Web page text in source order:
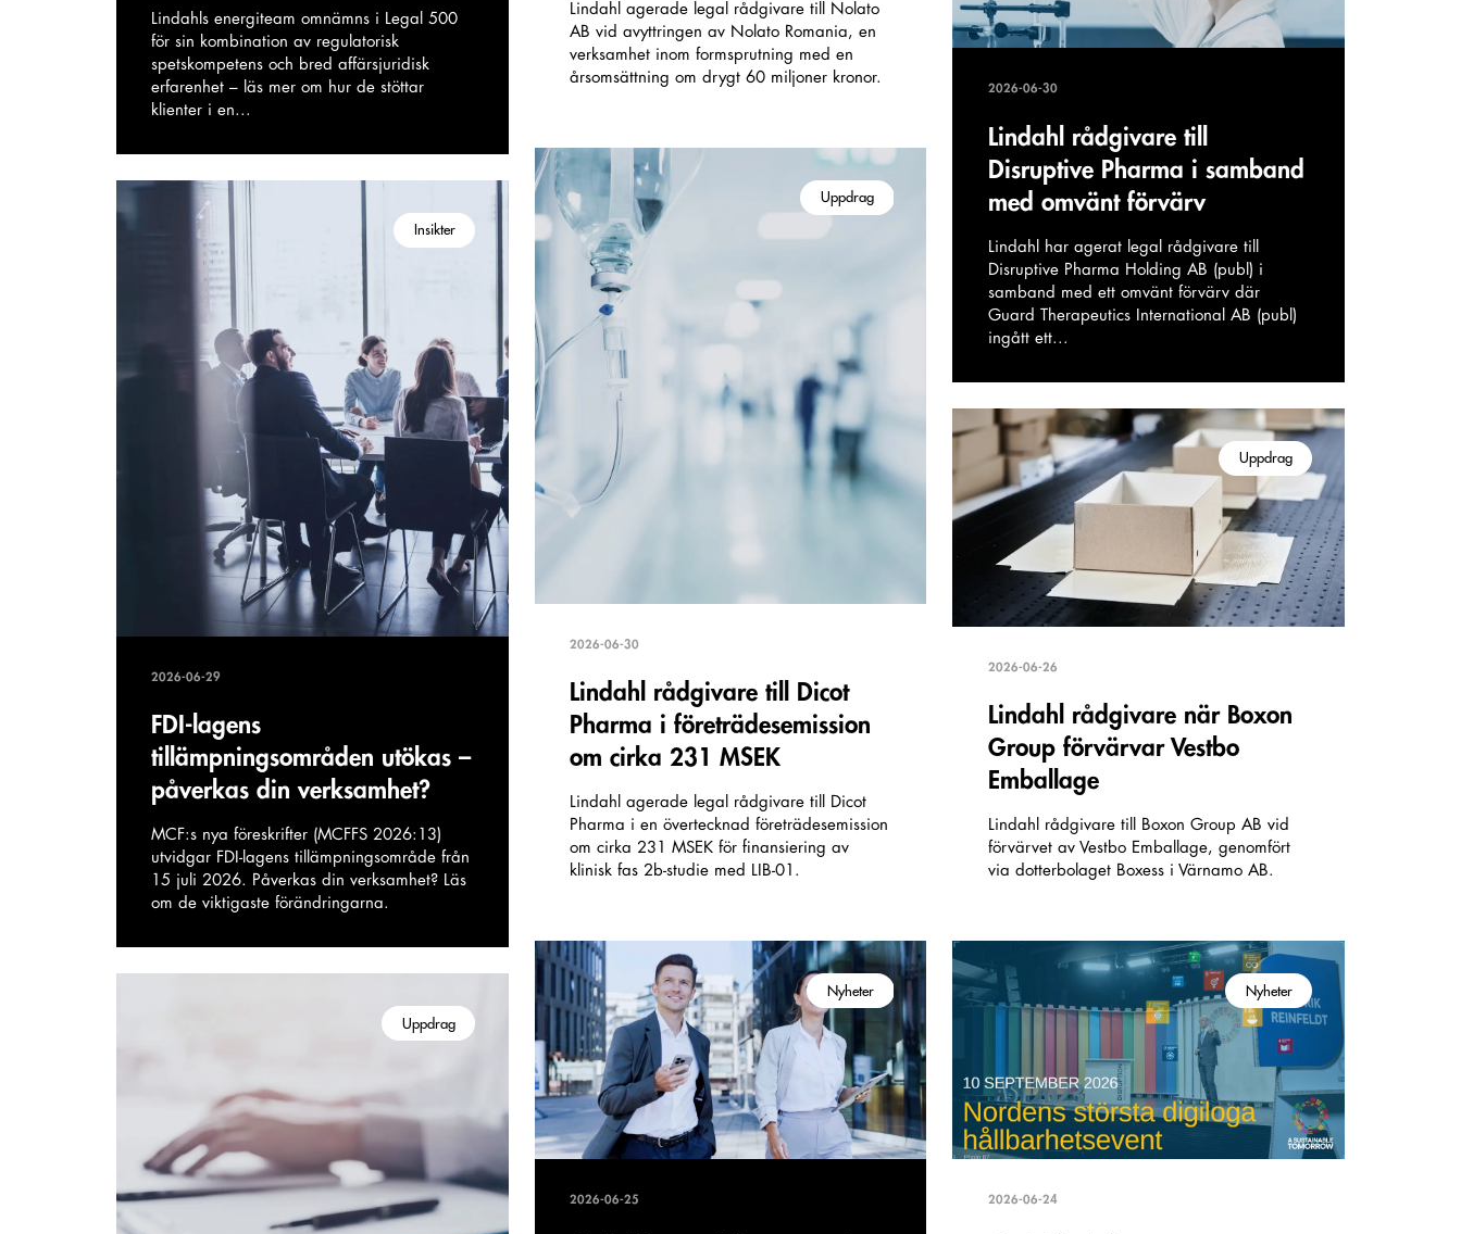
Lindahls energiteam omnämns i Legal 500
för sin kombination av regulatorisk
spetskompetens och bred affärsjuridisk
erfarenhet – läs mer om hur de stöttar
klienter i en...
Lindahl agerade legal rådgivare till Nolato
AB vid avyttringen av Nolato Romania, en
verksamhet inom formsprutning med en
årsomsättning om drygt 60 miljoner kronor.
2026-06-30
Lindahl rådgivare till
Disruptive Pharma i samband
med omvänt förvärv
Lindahl har agerat legal rådgivare till
Disruptive Pharma Holding AB (publ) i
samband med ett omvänt förvärv där
Guard Therapeutics International AB (publ)
ingått ett...
Uppdrag
2026-06-30
Lindahl rådgivare till Dicot
Pharma i företrädesemission
om cirka 231 MSEK
Lindahl agerade legal rådgivare till Dicot
Pharma i en övertecknad företrädesemission
om cirka 231 MSEK för finansiering av
klinisk fas 2b-studie med LIB-01.
Insikter
2026-06-29
FDI-lagens
tillämpningsområden utökas –
påverkas din verksamhet?
MCF:s nya föreskrifter (MCFFS 2026:13)
utvidgar FDI-lagens tillämpningsområde från
15 juli 2026. Påverkas din verksamhet? Läs
om de viktigaste förändringarna.
Uppdrag
2026-06-26
Lindahl rådgivare när Boxon
Group förvärvar Vestbo
Emballage
Lindahl rådgivare till Boxon Group AB vid
förvärvet av Vestbo Emballage, genomfört
via dotterbolaget Boxess i Värnamo AB.
Nyheter
2026-06-25
Nyheter
2026-06-24
Uppdrag